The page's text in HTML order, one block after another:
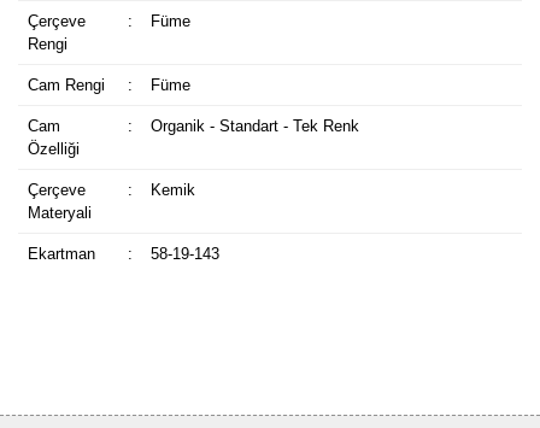
Çerçeve
Rengi
: Füme
Cam Rengi : Füme
Cam
Özelliği
: Organik - Standart - Tek Renk
Çerçeve
Materyali
: Kemik
Ekartman : 58-19-143